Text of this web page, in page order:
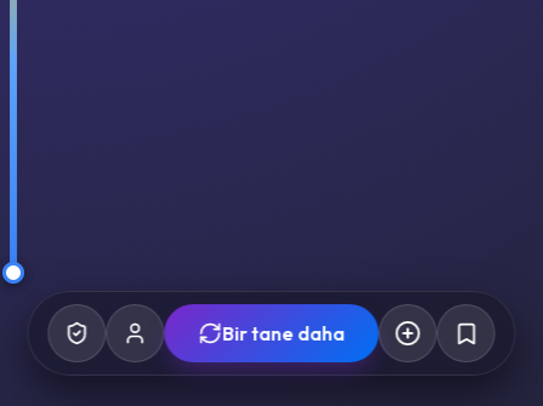
Bir tane daha